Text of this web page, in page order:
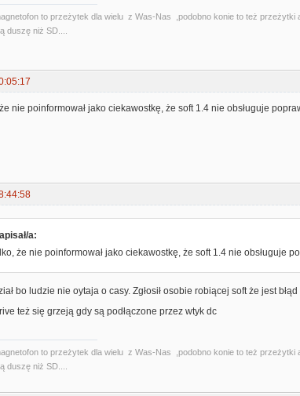
to przeżytek dla wielu z Was-Nas ,podobno konie to też
duszę niż SD....
nie poinformował jako ciekawostkę, że soft 1.4 nie obsługuje
a:
że nie poinformował jako ciekawostkę, że soft 1.4 nie obsługuje
bo ludzie nie oytaja o casy. Zgłosił osobie robiącej soft że jest
też się grzeją gdy są podłączone przez wtyk dc
to przeżytek dla wielu z Was-Nas ,podobno konie to też
duszę niż SD....